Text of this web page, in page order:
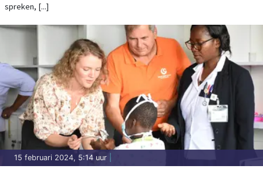
spreken, [...]
15 februari 2024, 5:14 uur